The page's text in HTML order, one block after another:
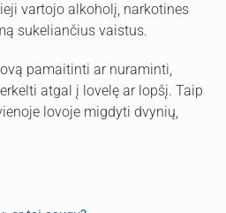
vartojo alkoholį, narkotines
sukeliančius vaistus.
pamaitinti ar nuraminti,
atgal į lovelę ar lopšį. Taip
lovoje migdyti dvynių,